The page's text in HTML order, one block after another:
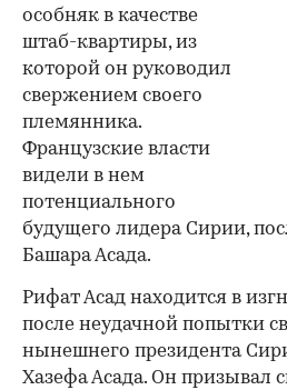
00:00
особняк в качестве
штаб-квартиры, из
которой он руководил
свержением своего
племянника.
Французские власти
видели в нем
потенциального
будущего лидера Сирии,
Башара Асада.
Рифат Асад находится в
после неудачной попытки
нынешнего президента
Хазефа Асада. Он призывал